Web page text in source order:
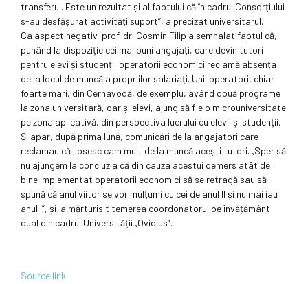
transferul. Este un rezultat și al faptului că în cadrul Consorțiului
s-au desfășurat activități suport”, a precizat universitarul.
Ca aspect negativ, prof. dr. Cosmin Filip a semnalat faptul că,
punând la dispoziție cei mai buni angajați, care devin tutori
pentru elevi și studenți, operatorii economici reclamă absența
de la locul de muncă a propriilor salariați. Unii operatori, chiar
foarte mari, din Cernavodă, de exemplu, având două programe
la zona universitară, dar și elevi, ajung să fie o microuniversitate
pe zona aplicativă, din perspectiva lucrului cu elevii și studenții.
Și apar, după prima lună, comunicări de la angajatori care
reclamau că lipsesc cam mult de la muncă acești tutori. „Sper să
nu ajungem la concluzia că din cauza acestui demers atât de
bine implementat operatorii economici să se retragă sau să
spună că anul viitor se vor mulțumi cu cei de anul II și nu mai iau
anul I”, și-a mărturisit temerea coordonatorul pe învățământ
dual din cadrul Universității „Ovidius”.
Source link